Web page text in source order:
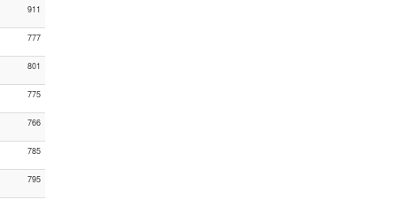
911
777
801
775
766
785
795